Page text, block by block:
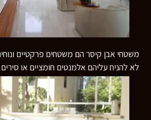
משטחי אבן קיסר הם משטחים פרקטיים
לא להניח עליהם אלמנטים חומציים או
רוצים לדעת יותר?
השאירו פרטים ונחזור
בהקדם